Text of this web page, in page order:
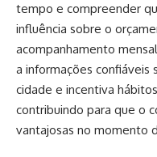
tempo e compreender
influência sobre o
acompanhamento
a informações confiáveis
cidade e incentiva
contribuindo para que o
vantajosas no momento